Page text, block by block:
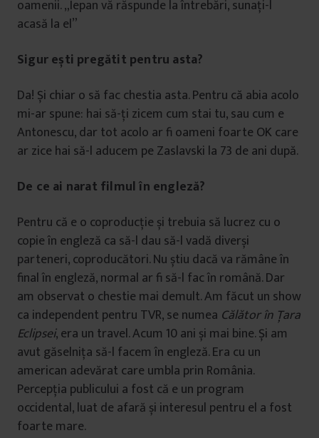
oamenii. „Iepan vă răspunde la întrebări, sunați-l
acasă la el”
Sigur ești pregătit pentru asta?
Da! Și chiar o să fac chestia asta. Pentru că abia acolo
mi-ar spune: hai să-ți zicem cum stai tu, sau cum e
Antonescu, dar tot acolo ar fi oameni foarte OK care
ar zice hai să-l aducem pe Zaslavski la 73 de ani după.
De ce ai narat filmul în engleză?
Pentru că e o coproducție și trebuia să lucrez cu o
copie în engleză ca să-l dau să-l vadă diverși
parteneri, coproducători. Nu știu dacă va rămâne în
final în engleză, normal ar fi să-l fac în română. Dar
am observat o chestie mai demult. Am făcut un show
ca independent pentru TVR, se numea Călător în Țara
Eclipsei, era un travel. Acum 10 ani și mai bine. Și am
avut găselnița să-l facem în engleză. Era cu un
american adevărat care umbla prin România.
Percepția publicului a fost că e un program
occidental, luat de afară și interesul pentru el a fost
foarte mare.